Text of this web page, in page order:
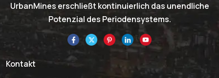
UrbanMines erschließt kontinuierlich das unendliche
Potenzial des Periodensystems.
Kontakt